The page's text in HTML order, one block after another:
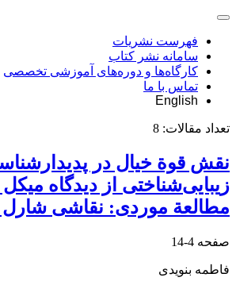
فهرست نشریات
سامانه نشر کتاب
کارگاه‌ها و دوره‌های آموزشی تخصصی
تماس با ما
English
تعداد مقالات: 8
نقش قوة خیال در
زیبایی‌شناختی از دیدگاه
مطالعة موردی: نقاشی
صفحه 4-14
فاطمه بنویدی